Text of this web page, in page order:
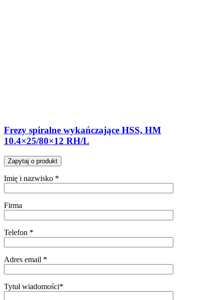
Frezy spiralne wykańczające HSS, HM
10.4×25/80×12 RH/L
Zapytaj o produkt
Imię i nazwisko *
Firma
Telefon *
Adres email *
Tytuł wiadomości*